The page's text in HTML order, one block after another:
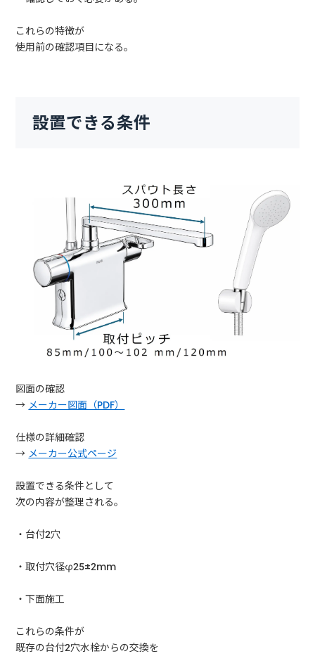
これらの特徴が
使用前の確認項目になる。
設置できる条件
図面の確認
→ メーカー図面（PDF）
仕様の詳細確認
→ メーカー公式ページ
設置できる条件として
次の内容が整理される。
・台付2穴
・取付穴径φ25±2mm
・下面施工
これらの条件が
既存の台付2穴水栓からの交換を